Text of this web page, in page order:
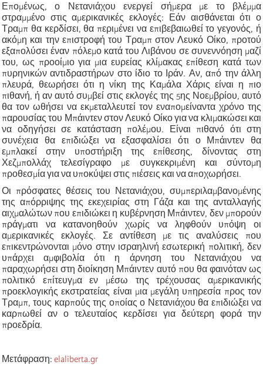
Επομένως, ο Νετανιάχου ενεργεί σήμερα με το βλέμμα
στραμμένο στις αμερικανικές εκλογές: Εάν αισθάνεται ότι ο
Τραμπ θα κερδίσει, θα περιμένει να επιβεβαιωθεί το γεγονός, ή
ακόμη και την επιστροφή του Τραμπ στον Λευκό Οίκο, προτού
εξαπολύσει έναν πόλεμο κατά του Λιβάνου σε συνεννόηση μαζί
του, ως προοίμιο για μια ευρείας κλίμακας επίθεση κατά των
πυρηνικών αντιδραστήρων στο ίδιο το Ιράν. Αν, από την άλλη
πλευρά, θεωρήσει ότι η νίκη της Καμάλα Χάρις είναι η πιο
πιθανή, ή αν αυτό συμβεί στις εκλογές της 5ης Νοεμβρίου, αυτό
θα τον ωθήσει να εκμεταλλευτεί τον εναπομείναντα χρόνο της
παρουσίας του Μπάιντεν στον Λευκό Οίκο για να κλιμακώσει και
να οδηγήσει σε κατάσταση πολέμου. Είναι πιθανό ότι στη
συνέχεια θα επιδιώξει να εξασφαλίσει ότι ο Μπάιντεν θα
εμπλακεί στην υποστήριξη της επίθεσης, δίνοντας στη
Χεζμπολλάχ τελεσίγραφο με συγκεκριμένη και σύντομη
προθεσμία για να υποκύψει στις πιέσεις και να αποχωρήσει.
Οι πρόσφατες θέσεις του Νετανιάχου, συμπεριλαμβανομένης
της απόρριψης της εκεχειρίας στη Γάζα και της ανταλλαγής
αιχμαλώτων που επιδιώκει η κυβέρνηση Μπάιντεν, δεν μπορούν
πράγματι να κατανοηθούν χωρίς να ληφθούν υπόψη οι
αμερικανικές εκλογές. Σε αντίθεση με τις αναλύσεις που
επικεντρώνονται μόνο στην ισραηλινή εσωτερική πολιτική, δεν
υπάρχει αμφιβολία ότι η άρνηση του Νετανιάχου να
παραχωρήσει στη διοίκηση Μπάιντεν αυτό που θα φαινόταν ως
πολιτικό επίτευγμα εν μέσω της τρέχουσας αμερικανικής
προεκλογικής εκστρατείας είναι μια μεγάλη υπηρεσία προς τον
Τραμπ, τους καρπούς της οποίας ο Νετανιάχου θα επιδιώξει να
καρπωθεί αν ο τελευταίος κερδίσει για δεύτερη φορά την
προεδρία.
Μετάφραση: elaliberta.gr